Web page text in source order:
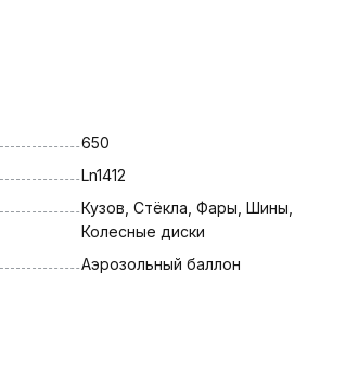
650
Ln1412
Кузов, Стёкла, Фары, Шины,
Колесные диски
Аэрозольный баллон